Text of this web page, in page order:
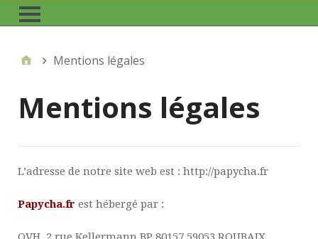
Mentions légales
Mentions légales
L’adresse de notre site web est : http://papycha.fr
Papycha.fr est hébergé par :